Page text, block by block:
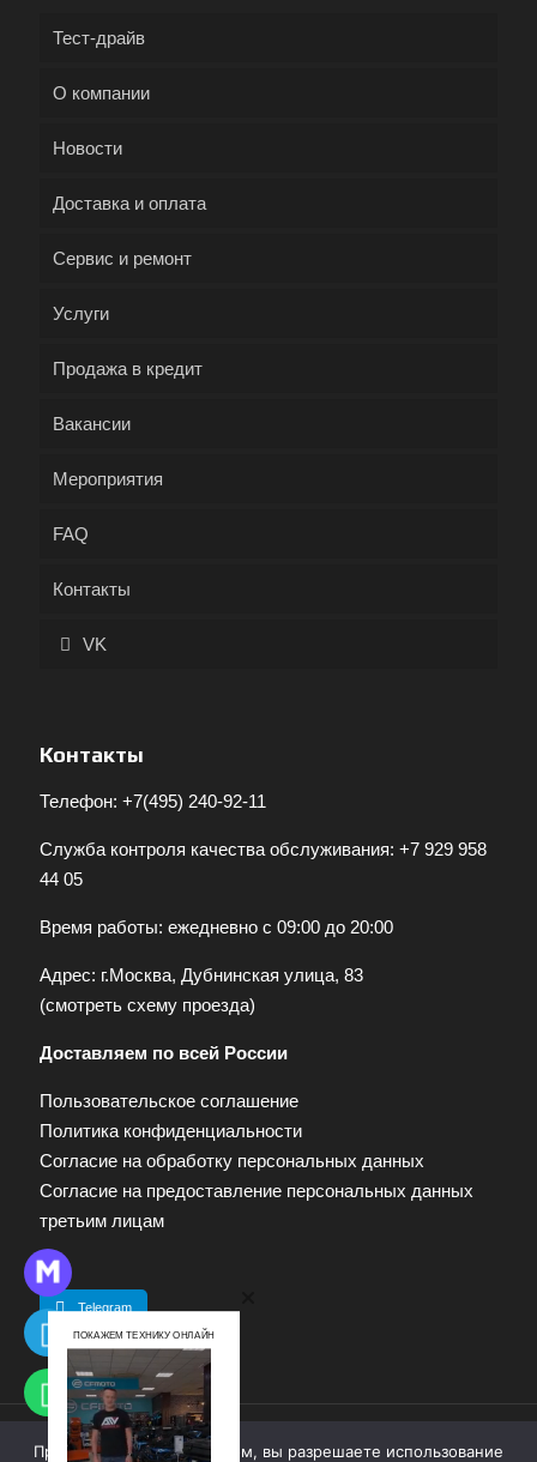
Тест-драйв
О компании
Новости
Доставка и оплата
Сервис и ремонт
Услуги
Продажа в кредит
Вакансии
Мероприятия
FAQ
Контакты
VK
Контакты
Телефон: +7(495) 240-92-11
Служба контроля качества обслуживания: +7 929 958
44 05
Время работы: ежедневно с 09:00 до 20:00
Адрес: г.Москва, Дубнинская улица, 83
(смотреть схему проезда)
Доставляем по всей России
Пользовательское соглашение
Политика конфиденциальности
Согласие на обработку персональных данных
Согласие на предоставление персональных данных
третьим лицам
Telegram
© 2009—2025. Квадропарк. Все права защищены.
Продолжая работу с сайтом, вы разрешаете использование
ПОКАЖЕМ ТЕХНИКУ ОНЛАЙН